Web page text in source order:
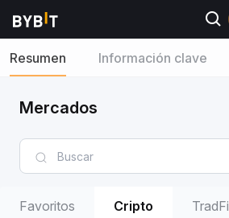
Resumen Información clave
Mercados
Favoritos Cripto TradFi